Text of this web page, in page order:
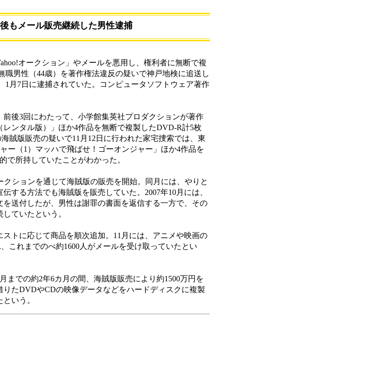
もメール販売継続した男性逮捕
オークション」やメールを悪用し、権利者に無断で複
男性（44歳）を著作権法違反の疑いで神戸地検に追送し
月7日に逮捕されていた。コンピュータソフトウェア著作
後3回にわたって、小学館集英社プロダクションが著作
ンタル版）」ほか4作品を無断で複製したDVD-R計5枚
賊版販売の疑いで11月12日に行われた家宅捜索では、東
ー（1）マッハで飛ばせ！ゴーオンジャー」ほか4作品を
で所持していたことがわかった。
ションを通じて海賊版の販売を開始。同月には、やりと
する方法でも海賊版を販売していた。2007年10月には、
送付したが、男性は謝罪の書面を返信する一方で、その
ていたという。
トに応じて商品を順次追加。11月には、アニメや映画の
これまでのべ約1600人がメールを受け取っていたとい
までの約2年6カ月の間、海賊版販売により約1500万円を
たDVDやCDの映像データなどをハードディスクに複製
いう。